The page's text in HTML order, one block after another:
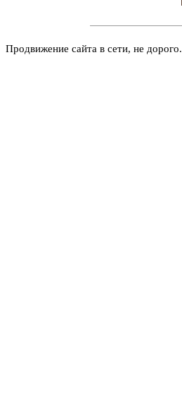
Продвижение сайта в сети, не дорого.